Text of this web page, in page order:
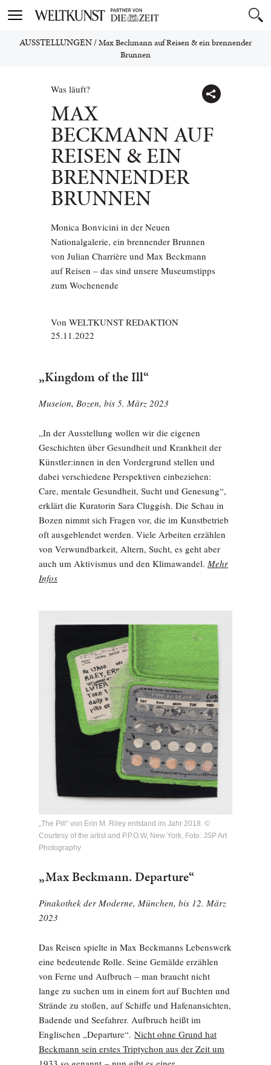
Toggle
AUSSTELLUNGEN/Max Beckmann auf Reisen & ein brennender
Brunnen
Was läuft?
MAX
BECKMANN AUF
REISEN & EIN
BRENNENDER
BRUNNEN
Monica Bonvicini in der Neuen
Nationalgalerie, ein brennender Brunnen
von Julian Charrière und Max Beckmann
auf Reisen – das sind unsere Museumstipps
zum Wochenende
Von WELTKUNST REDAKTION
25.11.2022
„Kingdom of the Ill“
Museion, Bozen, bis 5. März 2023
„In der Ausstellung wollen wir die eigenen
Geschichten über Gesundheit und Krankheit der
Künstler:innen in den Vordergrund stellen und
dabei verschiedene Perspektiven einbeziehen:
Care, mentale Gesundheit, Sucht und Genesung“,
erklärt die Kuratorin Sara Cluggish. Die Schau in
Bozen nimmt sich Fragen vor, die im Kunstbetrieb
oft ausgeblendet werden. Viele Arbeiten erzählen
von Verwundbarkeit, Altern, Sucht, es geht aber
auch um Aktivismus und den Klimawandel. Mehr
Infos
„The Pill“ von Erin M. Riley entstand im Jahr 2018. ©
Courtesy of the artist and P.P.O.W, New York, Foto: JSP Art
Photography
„Max Beckmann. Departure“
Pinakothek der Moderne, München, bis 12. März
2023
Das Reisen spielte in Max Beckmanns Lebenswerk
eine bedeutende Rolle. Seine Gemälde erzählen
von Ferne und Aufbruch – man braucht nicht
lange zu suchen um in einem fort auf Buchten und
Strände zu stoßen, auf Schiffe und Hafenansichten,
Badende und Seefahrer. Aufbruch heißt im
Englischen „Departure“. Nicht ohne Grund hat
Beckmann sein erstes Triptychon aus der Zeit um